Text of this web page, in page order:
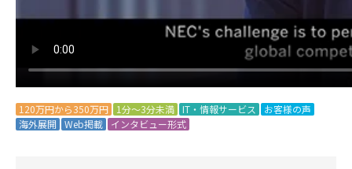
120万円から350万円 1分～3分未満 IT・情報サービス
お客様の声
海外展開
Web掲載 インタビュー形式